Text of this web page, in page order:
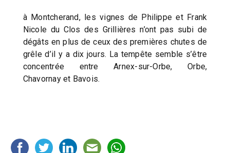
à Montcherand, les vignes de Philippe et Frank
Nicole du Clos des Grillières n’ont pas subi de
dégâts en plus de ceux des premières chutes de
grêle d’il y a dix jours. La tempête semble s’être
concentrée entre Arnex-sur-Orbe, Orbe,
Chavornay et Bavois.